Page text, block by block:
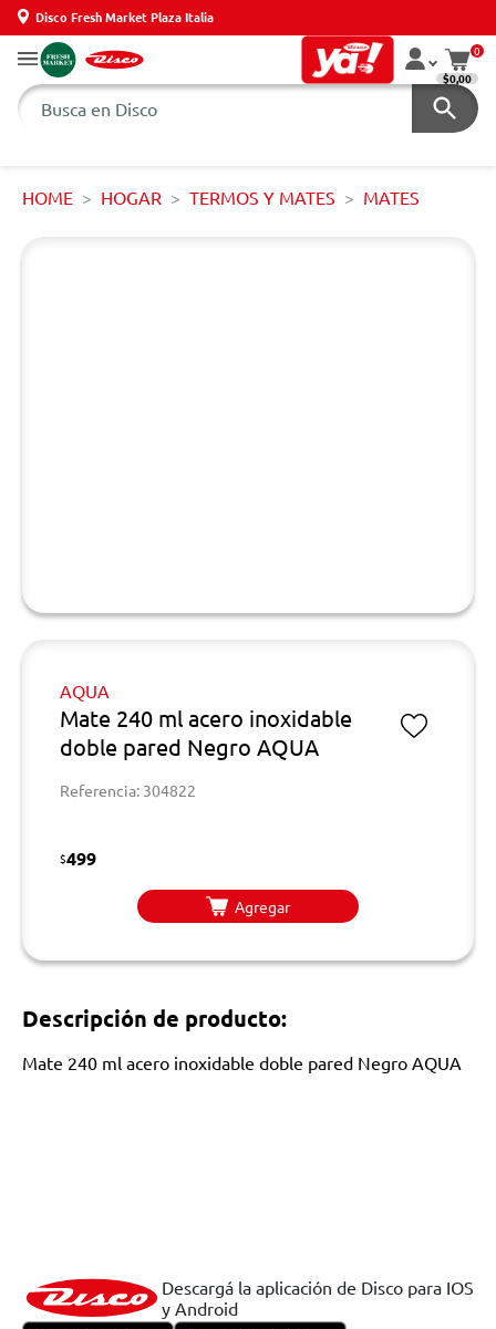
Disco Fresh Market Plaza Italia
0
$0,00
HOME HOGAR TERMOS Y MATES MATES
AQUA
Mate 240 ml acero inoxidable
doble pared Negro AQUA
Referencia: 304822
$499
Agregar
Descripción de producto:
Mate 240 ml acero inoxidable doble pared Negro AQUA
Descargá la aplicación de Disco para IOS
y Android